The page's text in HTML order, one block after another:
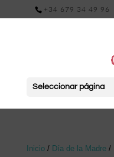
+34 679 34 49 96
Seleccionar página
Inicio/ Día de la Madre/